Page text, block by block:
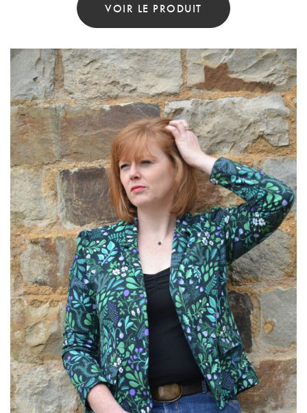
Variations.
Les
Options
Peuvent
Être
Choisies
Sur
La
Page
Produit
VOIR LE PRODUIT